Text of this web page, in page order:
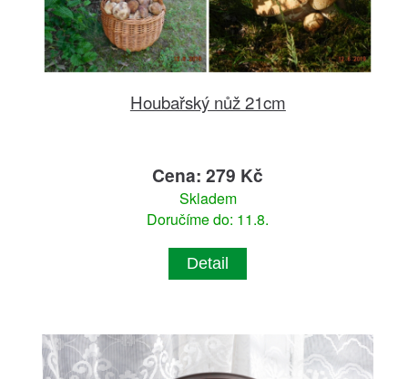
Houbařský nůž 21cm
Cena: 279 Kč
Skladem
Doručíme do: 11.8.
Detail